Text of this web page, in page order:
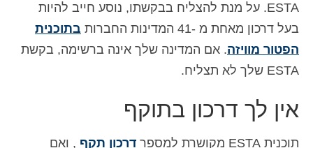
Ελληνικά
(יוונית
Magyar
( הונגרית)
Italiano
(איטלקית
קוראנית
ESTA. על מנת להצליח בבקשתו, נוסע חייב להיות
בעל דרכון מאחת מ -41 המדינות החברות
בתוכנית
הפטור מוויזה. אם המדינה שלך אינה ברשימה, בקשת
ESTA שלך לא תצליח.
אין לך דרכון בתוקף
תוכנית ESTA מקושרת למספר דרכון תקף , ואם